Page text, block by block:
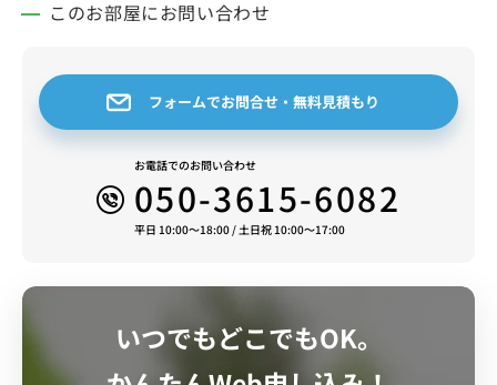
このお部屋にお問い合わせ
フォームでお問合せ・無料見積もり
お電話でのお問い合わせ
050-3615-6082
平日 10:00～18:00 / 土日祝 10:00～17:00
いつでもどこでもOK。